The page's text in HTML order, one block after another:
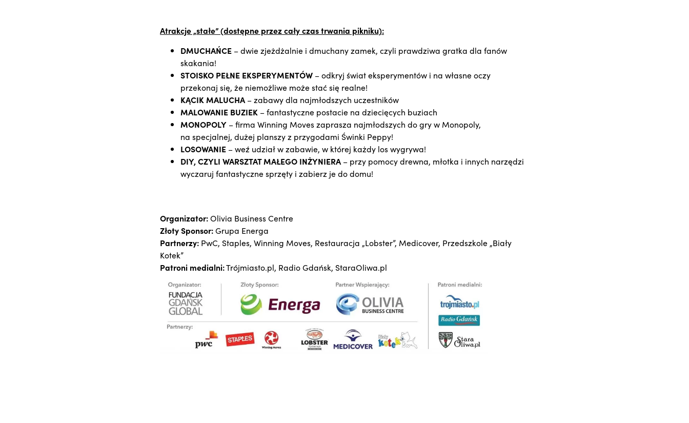
Atrakcje „stałe” (dostępne przez cały czas trwania pikniku):
DMUCHAŃCE – dwie zjeżdżalnie i dmuchany zamek, czyli prawdziwa gratka dla fanów
skakania!
STOISKO PEŁNE EKSPERYMENTÓW – odkryj świat eksperymentów i na własne oczy
przekonaj się, że niemożliwe może stać się realne!
KĄCIK MALUCHA – zabawy dla najmłodszych uczestników
MALOWANIE BUZIEK – fantastyczne postacie na dziecięcych buziach
MONOPOLY – firma Winning Moves zaprasza najmłodszych do gry w Monopoly,
na specjalnej, dużej planszy z przygodami Świnki Peppy!
LOSOWANIE – weź udział w zabawie, w której każdy los wygrywa!
DIY, CZYLI WARSZTAT MAŁEGO INŻYNIERA – przy pomocy drewna, młotka i innych narzędzi
wyczaruj fantastyczne sprzęty i zabierz je do domu!
Organizator:Olivia Business Centre
Złoty Sponsor:Grupa Energa
Partnerzy: PwC, Staples, Winning Moves, Restauracja „Lobster”, Medicover, Przedszkole „Biały
Kotek”
Patroni medialni:Trójmiasto.pl, Radio Gdańsk, StaraOliwa.pl